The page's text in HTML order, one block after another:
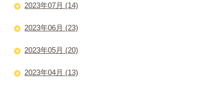
2023年07月 (14)
2023年06月 (23)
2023年05月 (20)
2023年04月 (13)